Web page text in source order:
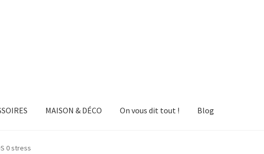
MAISON & DÉCO On vous dit tout ! Blog
0 stress